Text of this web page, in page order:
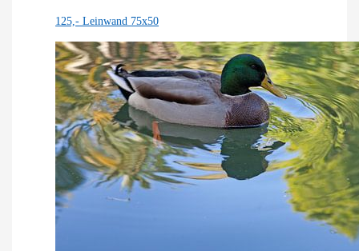
125,- Leinwand 75x50